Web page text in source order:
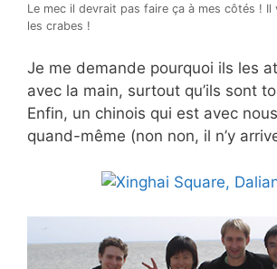
Le mec il devrait pas faire ça à mes côtés ! Il
les crabes !
Je me demande pourquoi ils les
avec la main, surtout qu’ils sont
Enfin, un chinois qui est avec
quand-même (non non, il n’y